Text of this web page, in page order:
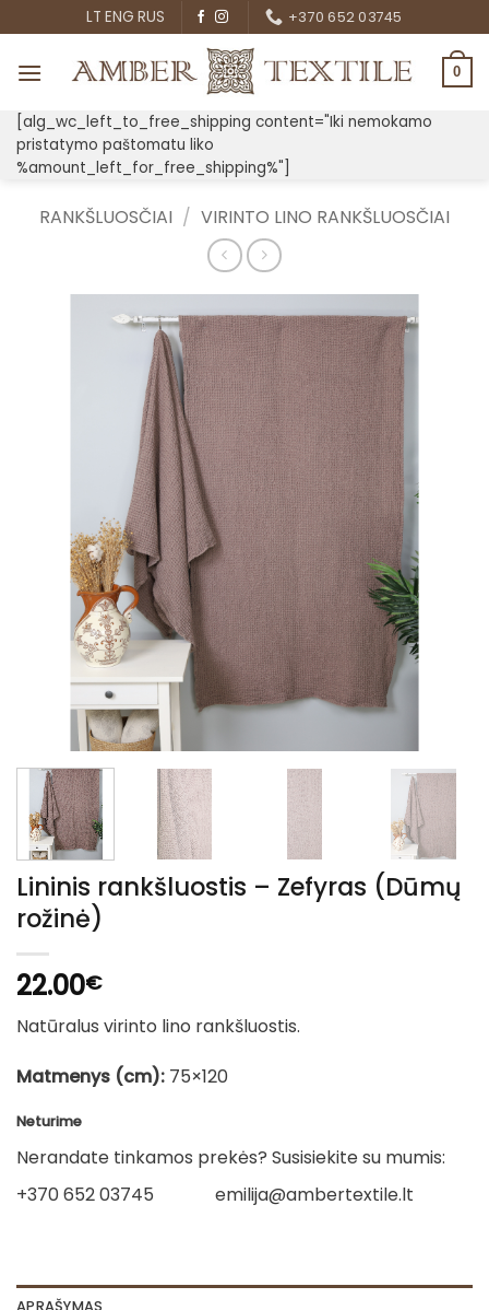
to
content
LT ENG RUS +370 652 03745
0
[alg_wc_left_to_free_shipping content="Iki nemokamo
pristatymo paštomatu liko
%amount_left_for_free_shipping%"]
RANKŠLUOSČIAI / VIRINTO LINO RANKŠLUOSČIAI
Lininis rankšluostis – Zefyras (Dūmų
rožinė)
22.00€
Natūralus virinto lino rankšluostis.
Matmenys (cm): 75×120
Neturime
Nerandate tinkamos prekės? Susisiekite su mumis:
+370 652 03745
emilija@ambertextile.lt